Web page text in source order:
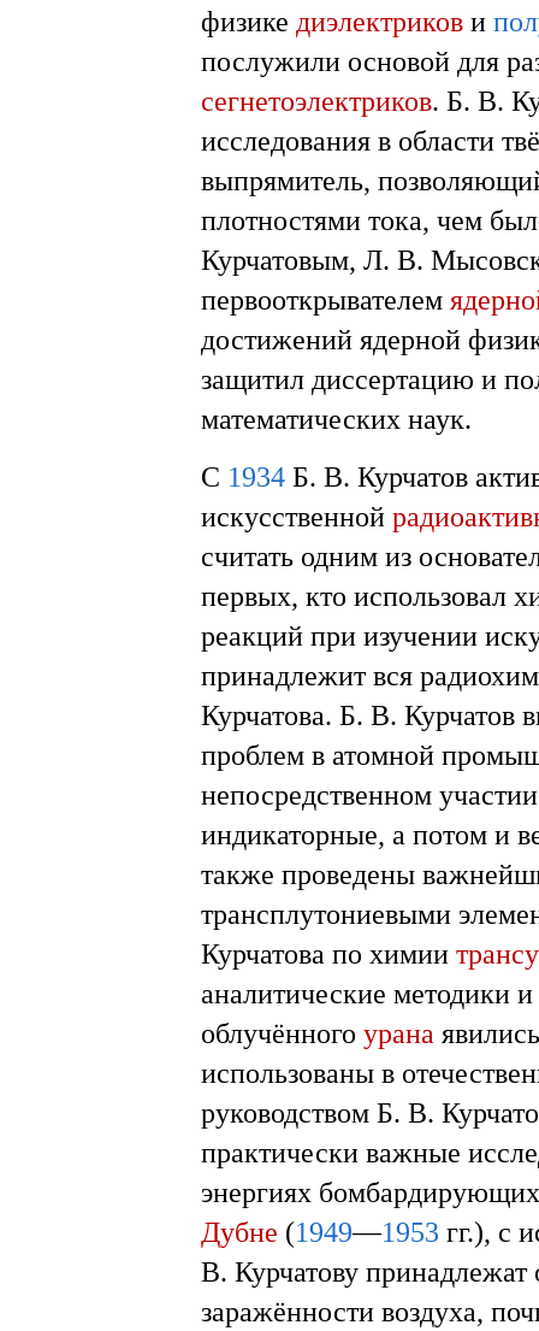
физике диэлектриков и
послужили основой для
сегнетоэлектриков. Б. В.
исследования в области
выпрямитель,
плотностями тока, чем
Курчатовым, Л. В.
первооткрывателем
достижений ядерной
защитил диссертацию и
математических наук.
С 1934 Б. В. Курчатов
искусственной
считать одним из
первых, кто использовал
реакций при изучении
принадлежит вся
Курчатова. Б. В. Курчатов
проблем в атомной
непосредственном
индикаторные, а потом и
также проведены
трансплутониевыми
Курчатова по химии
аналитические методики
облучённого урана
использованы в
руководством Б. В.
практически важные
энергиях
Дубне (1949—1953 гг.), с
В. Курчатову
заражённости воздуха,